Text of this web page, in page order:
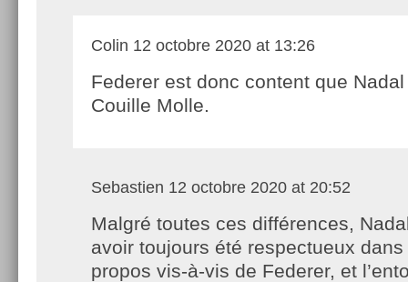
Colin 12 octobre 2020 at 13:26
Federer est donc content que
Couille Molle.
Sebastien 12 octobre 2020 at 20:52
Malgré toutes ces différences,
avoir toujours été respectueux dans
propos vis-à-vis de Federer, et